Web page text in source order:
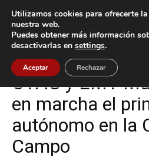
Inicio Tecnología
Tecnología Vigo
CTAG y EMT
en marcha el
autónomo en la
Campo
Utilizamos cookies para ofrecerte
nuestra web.
Puedes obtener más información
desactivarlas en settings.
Aceptar Rechazar